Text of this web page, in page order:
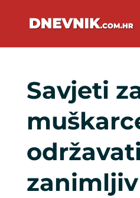
Savjeti
održavati
zanimljiv